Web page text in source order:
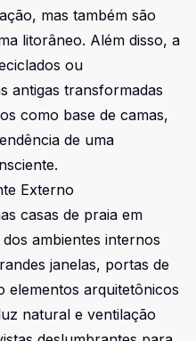
mas também são
litorâneo. Além disso, a
ou
antigas transformadas
como base de camas,
de uma
Externo
casas de praia em
ambientes internos
janelas, portas de
elementos arquitetônicos
natural e ventilação